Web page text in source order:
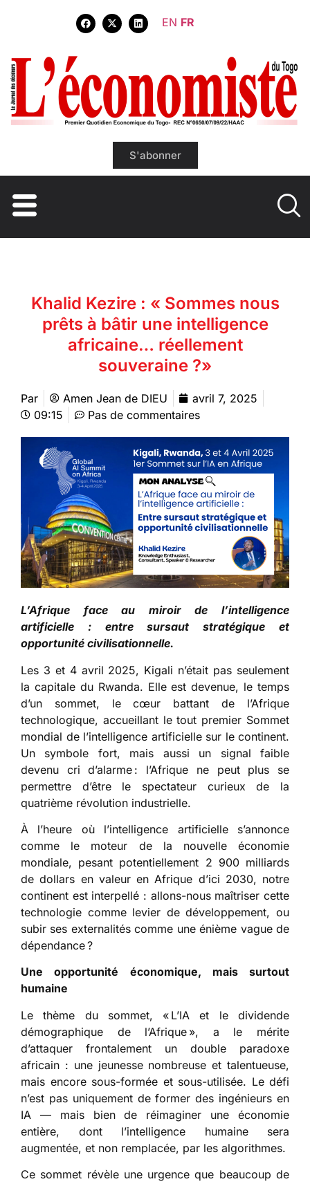
EN FR
S'abonner
Khalid Kezire : « Sommes nous
prêts à bâtir une intelligence
africaine… réellement
souveraine ?»
Par Amen Jean de DIEU
avril 7, 2025
09:15
Pas de commentaires
L’Afrique face au miroir de l’intelligence
artificielle : entre sursaut stratégique et
opportunité civilisationnelle.
Les 3 et 4 avril 2025, Kigali n’était pas seulement
la capitale du Rwanda. Elle est devenue, le temps
d’un sommet, le cœur battant de l’Afrique
technologique, accueillant le tout premier Sommet
mondial de l’intelligence artificielle sur le continent.
Un symbole fort, mais aussi un signal faible
devenu cri d’alarme : l’Afrique ne peut plus se
permettre d’être le spectateur curieux de la
quatrième révolution industrielle.
À l’heure où l’intelligence artificielle s’annonce
comme le moteur de la nouvelle économie
mondiale, pesant potentiellement 2 900 milliards
de dollars en valeur en Afrique d’ici 2030, notre
continent est interpellé : allons-nous maîtriser cette
technologie comme levier de développement, ou
subir ses externalités comme une énième vague de
dépendance ?
Une opportunité économique, mais surtout
humaine
Le thème du sommet, « L’IA et le dividende
démographique de l’Afrique », a le mérite
d’attaquer frontalement un double paradoxe
africain : une jeunesse nombreuse et talentueuse,
mais encore sous-formée et sous-utilisée. Le défi
n’est pas uniquement de former des ingénieurs en
IA — mais bien de réimaginer une économie
entière, dont l’intelligence humaine sera
augmentée, et non remplacée, par les algorithmes.
Ce sommet révèle une urgence que beaucoup de